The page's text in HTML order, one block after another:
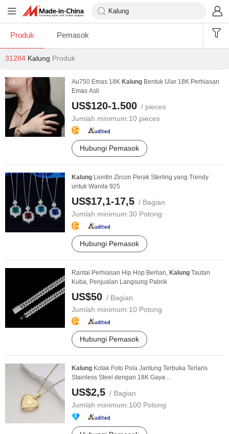
Produk Pemasok
31284 Kalung Produk
Au750 Emas 18K Kalung Bentuk Ular 18K Perhiasan
Emas Asli
US$120-1.500 / pieces
Jumlah minimum:10 pieces
Hubungi Pemasok
Kalung Liontin Zircon Perak Sterling yang Trendy
untuk Wanita 925
US$17,1-17,5 / Bagian
Jumlah minimum:30 Potong
Hubungi Pemasok
Rantai Perhiasan Hip Hop Berlian, Kalung Tautan
Kuba, Penjualan Langsung Pabrik
US$50 / Bagian
Jumlah minimum:10 Potong
Hubungi Pemasok
Kalung Kotak Foto Pola Jantung Terbuka Terlaris
Stainless Steel dengan 18K Gaya ...
US$2,5 / Bagian
Jumlah minimum:100 Potong